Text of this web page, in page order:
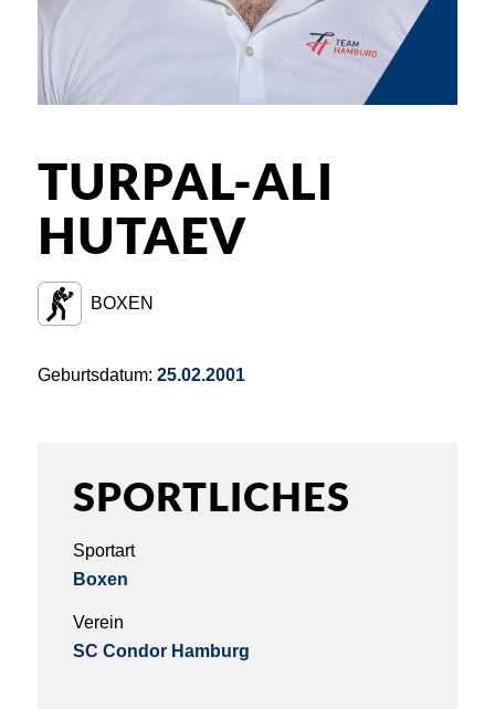
TURPAL-ALI
HUTAEV
BOXEN
Geburtsdatum: 25.02.2001
SPORTLICHES
Sportart
Boxen
Verein
SC Condor Hamburg